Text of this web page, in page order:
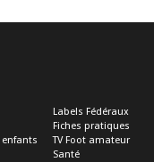
Labels Fédéraux
Fiches pratiques
TV Foot amateur
Santé